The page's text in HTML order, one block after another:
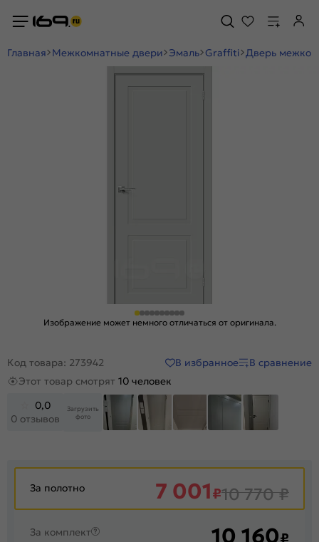
Главная Межкомнатные двери Эмаль Graffiti Дверь
Изображение может немного отличаться от оригинала.
Код товара: 273942 В избранное
В сравнение
Этот товар смотрят 10 человек
0,0
0 отзывов
Загрузить
фото
За полотно 7 001₽10 770₽
За комплект 10 160₽